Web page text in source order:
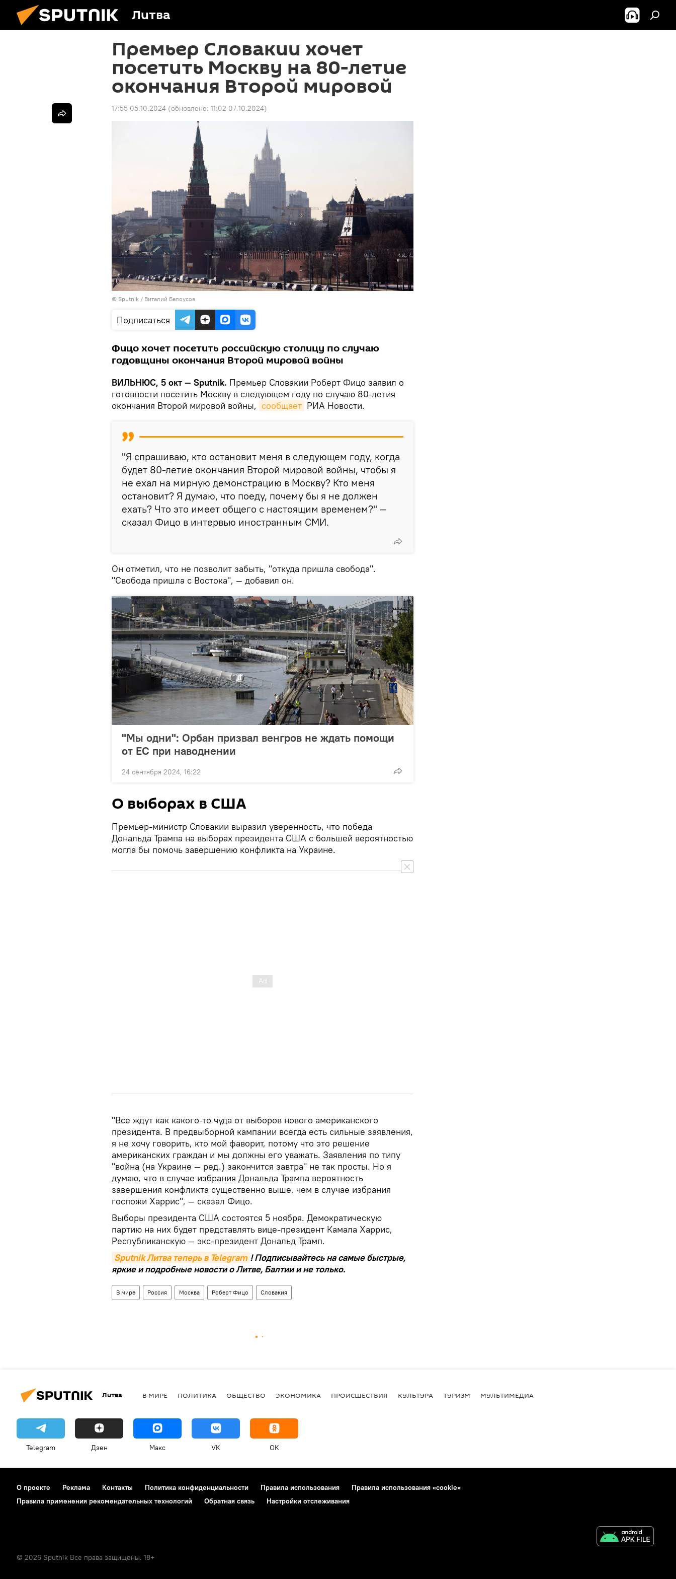
Литва
Премьер Словакии хочет
посетить Москву на 80-летие
окончания Второй мировой
17:55 05.10.2024 (обновлено: 11:02 07.10.2024)
© Sputnik / Виталий Белоусов
Подписаться
Фицо хочет посетить российскую столицу по случаю
годовщины окончания Второй мировой войны
ВИЛЬНЮС, 5 окт — Sputnik. Премьер Словакии Роберт Фицо заявил о
готовности посетить Москву в следующем году по случаю 80-летия
окончания Второй мировой войны, сообщает РИА Новости.
"Я спрашиваю, кто остановит меня в следующем году, когда
будет 80-летие окончания Второй мировой войны, чтобы я
не ехал на мирную демонстрацию в Москву? Кто меня
остановит? Я думаю, что поеду, почему бы я не должен
ехать? Что это имеет общего с настоящим временем?" —
сказал Фицо в интервью иностранным СМИ.
Он отметил, что не позволит забыть, "откуда пришла свобода".
"Свобода пришла с Востока", — добавил он.
"Мы одни": Орбан призвал венгров не ждать помощи
от ЕС при наводнении
24 сентября 2024, 16:22
О выборах в США
Премьер-министр Словакии выразил уверенность, что победа
Дональда Трампа на выборах президента США с большей вероятностью
могла бы помочь завершению конфликта на Украине.
"Все ждут как какого-то чуда от выборов нового американского
президента. В предвыборной кампании всегда есть сильные заявления,
я не хочу говорить, кто мой фаворит, потому что это решение
американских граждан и мы должны его уважать. Заявления по типу
"война (на Украине — ред.) закончится завтра" не так просты. Но я
думаю, что в случае избрания Дональда Трампа вероятность
завершения конфликта существенно выше, чем в случае избрания
госпожи Харрис", — сказал Фицо.
Выборы президента США состоятся 5 ноября. Демократическую
партию на них будет представлять вице-президент Камала Харрис,
Республиканскую — экс-президент Дональд Трамп.
Sputnik Литва теперь в Telegram ! Подписывайтесь на самые быстрые,
яркие и подробные новости о Литве, Балтии и не только.
В мире Россия Москва Роберт Фицо Словакия
Литва В МИРЕ ПОЛИТИКА ОБЩЕСТВО ЭКОНОМИКА ПРОИСШЕСТВИЯ КУЛЬТУРА ТУРИЗМ МУЛЬТИМЕДИА
Telegram Дзен Макс VK OK
О проекте Реклама Контакты Политика конфиденциальности Правила использования
Правила использования «cookie»
Правила применения рекомендательных технологий
Обратная связь Настройки отслеживания
© 2026 Sputnik Все права защищены. 18+